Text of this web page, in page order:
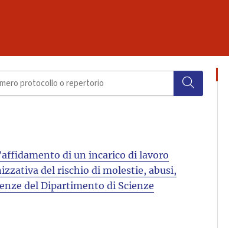
di un incarico di lavoro
del rischio di molestie, abusi,
del Dipartimento di Scienze